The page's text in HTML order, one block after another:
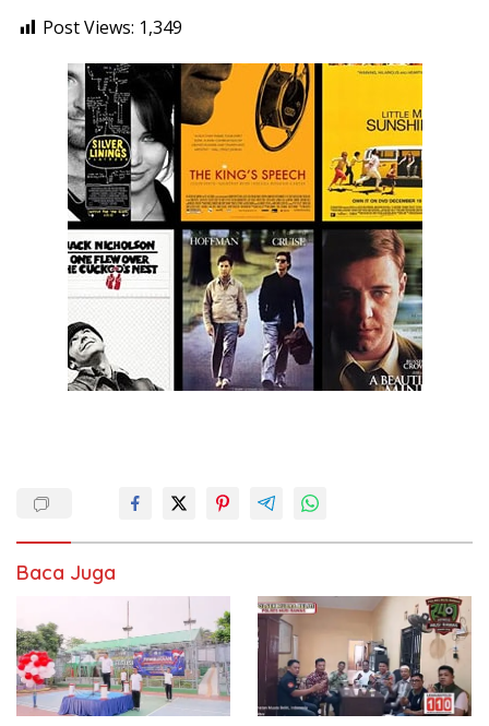
Post Views: 1,349
Baca Juga